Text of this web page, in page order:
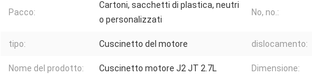
Pacco:
Cartoni, sacchetti di plastica, neutri
o personalizzati
No, no.:
tipo: Cuscinetto del motore dislocamento:
Nome del prodotto: Cuscinetto motore J2 JT 2.7L Dimensione: